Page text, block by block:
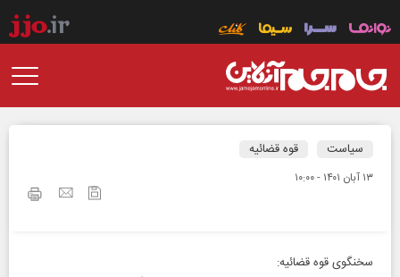
سیاست قوه قضائیه
۱۳ آبان ۱۴۰۱ - ۱۰:۰۰
سخنگوی قوه قضائیه: